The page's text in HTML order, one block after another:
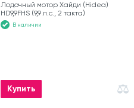
Лодочный мотор Хайди (Hidea)
HD9,9FHS (9,9 л.с., 2 такта)
В наличии
Купить